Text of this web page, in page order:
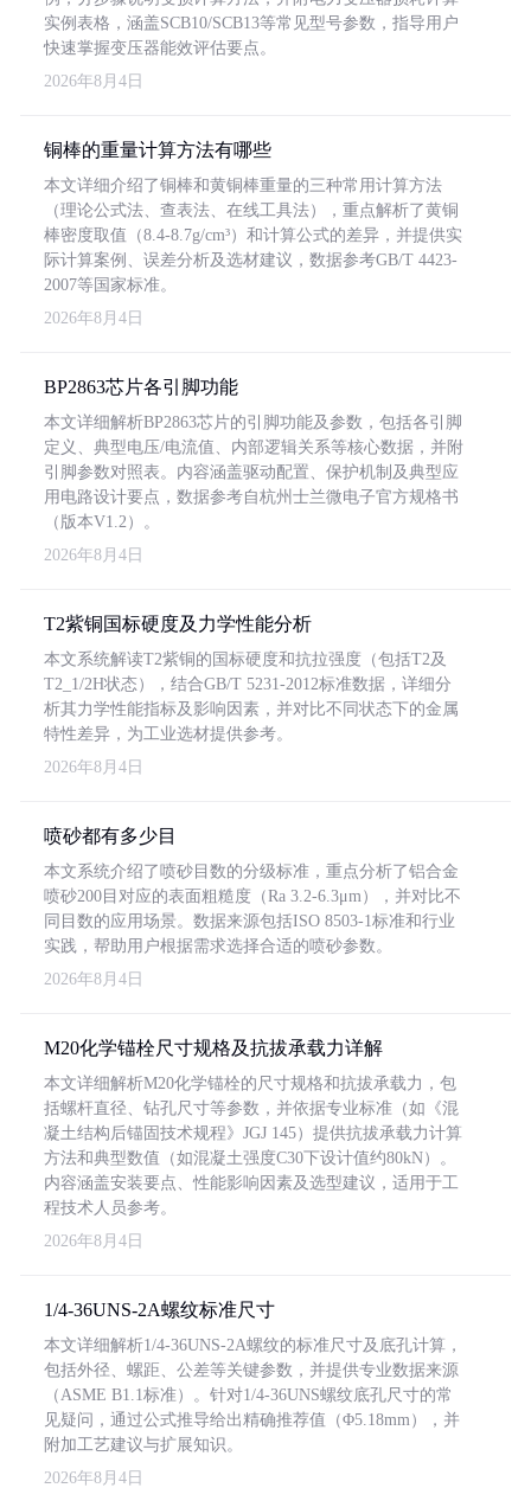
实例表格，涵盖SCB10/SCB13等常见型号参数，指导用户
快速掌握变压器能效评估要点。
2026年8月4日
铜棒的重量计算方法有哪些
本文详细介绍了铜棒和黄铜棒重量的三种常用计算方法
（理论公式法、查表法、在线工具法），重点解析了黄铜
棒密度取值（8.4-8.7g/cm³）和计算公式的差异，并提供实
际计算案例、误差分析及选材建议，数据参考GB/T 4423-
2007等国家标准。
2026年8月4日
BP2863芯片各引脚功能
本文详细解析BP2863芯片的引脚功能及参数，包括各引脚
定义、典型电压/电流值、内部逻辑关系等核心数据，并附
引脚参数对照表。内容涵盖驱动配置、保护机制及典型应
用电路设计要点，数据参考自杭州士兰微电子官方规格书
（版本V1.2）。
2026年8月4日
T2紫铜国标硬度及力学性能分析
本文系统解读T2紫铜的国标硬度和抗拉强度（包括T2及
T2_1/2H状态），结合GB/T 5231-2012标准数据，详细分
析其力学性能指标及影响因素，并对比不同状态下的金属
特性差异，为工业选材提供参考。
2026年8月4日
喷砂都有多少目
本文系统介绍了喷砂目数的分级标准，重点分析了铝合金
喷砂200目对应的表面粗糙度（Ra 3.2-6.3μm），并对比不
同目数的应用场景。数据来源包括ISO 8503-1标准和行业
实践，帮助用户根据需求选择合适的喷砂参数。
2026年8月4日
M20化学锚栓尺寸规格及抗拔承载力详解
本文详细解析M20化学锚栓的尺寸规格和抗拔承载力，包
括螺杆直径、钻孔尺寸等参数，并依据专业标准（如《混
凝土结构后锚固技术规程》JGJ 145）提供抗拔承载力计算
方法和典型数值（如混凝土强度C30下设计值约80kN）。
内容涵盖安装要点、性能影响因素及选型建议，适用于工
程技术人员参考。
2026年8月4日
1/4-36UNS-2A螺纹标准尺寸
本文详细解析1/4-36UNS-2A螺纹的标准尺寸及底孔计算，
包括外径、螺距、公差等关键参数，并提供专业数据来源
（ASME B1.1标准）。针对1/4-36UNS螺纹底孔尺寸的常
见疑问，通过公式推导给出精确推荐值（Φ5.18mm），并
附加工艺建议与扩展知识。
2026年8月4日